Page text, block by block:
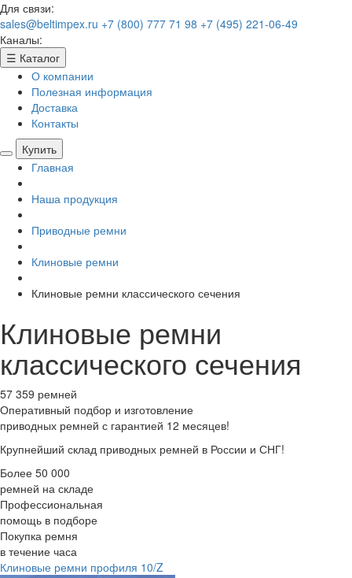
Для связи:
sales@beltimpex.ru +7 (800) 777 71 98 +7 (495) 221-06-49
Каналы:
☰ Каталог
О компании
Полезная информация
Доставка
Контакты
Купить
Главная
Наша продукция
Приводные ремни
Клиновые ремни
Клиновые ремни классического сечения
Клиновые ремни
классического сечения
57 359 ремней
Оперативный подбор и изготовление
приводных ремней с гарантией 12 месяцев!
Крупнейший склад приводных ремней в России и СНГ!
Более 50 000
ремней на складе
Профессиональная
помощь в подборе
Покупка ремня
в течение часа
Клиновые ремни профиля 10/Z